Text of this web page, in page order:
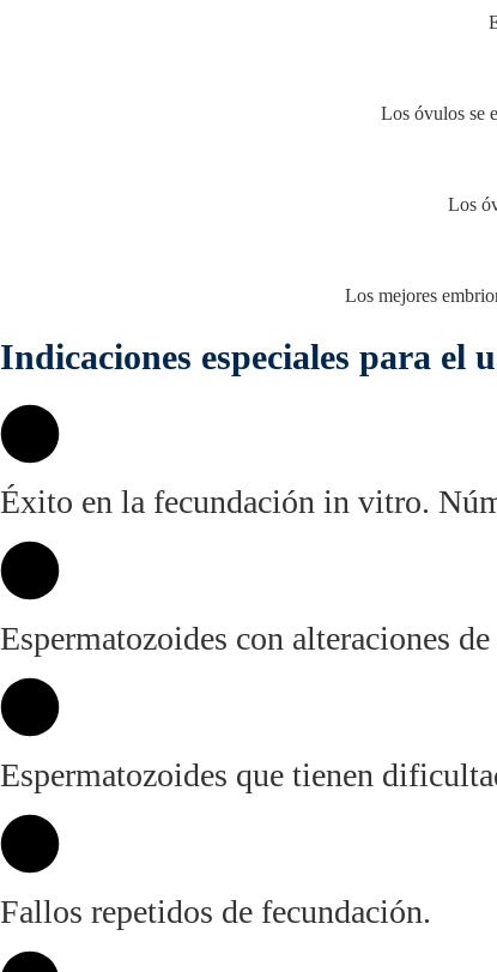
Los óvulos se
Los
Los mejores
Indicaciones especiales para el
Éxito en la fecundación in vitro.
Espermatozoides con alteraciones
Espermatozoides que tienen
Fallos repetidos de fecundación.